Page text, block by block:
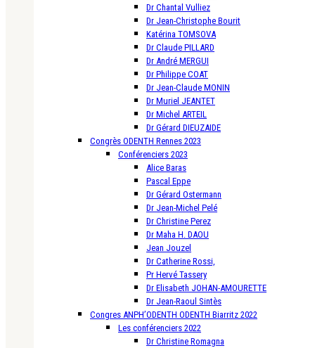
Dr Chantal Vulliez
Dr Jean-Christophe Bourit
Katérina TOMSOVA
Dr Claude PILLARD
Dr André MERGUI
Dr Philippe COAT
Dr Jean-Claude MONIN
Dr Muriel JEANTET
Dr Michel ARTEIL
Dr Gérard DIEUZAIDE
Congrès ODENTH Rennes 2023
Conférenciers 2023
Alice Baras
Pascal Eppe
Dr Gérard Ostermann
Dr Jean-Michel Pelé
Dr Christine Perez
Dr Maha H. DAOU
Jean Jouzel
Dr Catherine Rossi,
Pr Hervé Tassery
Dr Elisabeth JOHAN-AMOURETTE
Dr Jean-Raoul Sintès
Congres ANPH’ODENTH ODENTH Biarritz 2022
Les conférenciers 2022
Dr Christine Romagna